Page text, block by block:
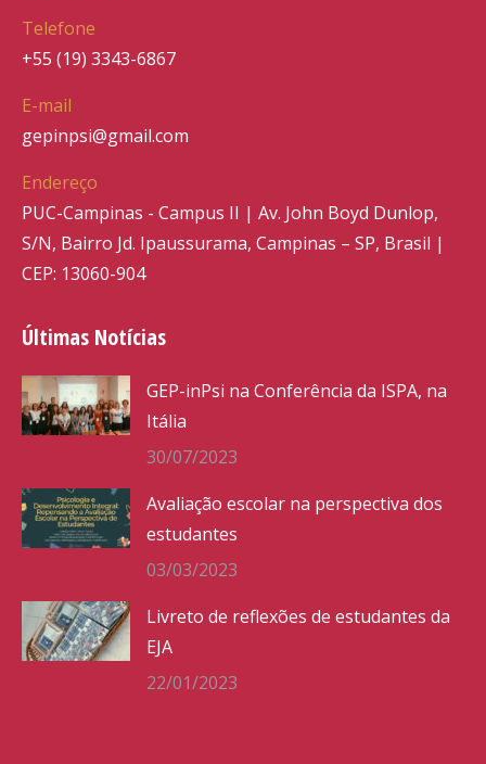
Telefone
+55 (19) 3343-6867
E-mail
gepinpsi@gmail.com
Endereço
PUC-Campinas - Campus II | Av. John Boyd Dunlop,
S/N, Bairro Jd. Ipaussurama, Campinas – SP, Brasil |
CEP: 13060-904
Últimas Notícias
GEP-inPsi na Conferência da ISPA, na
Itália
30/07/2023
Avaliação escolar na perspectiva dos
estudantes
03/03/2023
Livreto de reflexões de estudantes da
EJA
22/01/2023